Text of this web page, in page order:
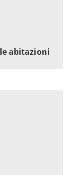
abitazioni